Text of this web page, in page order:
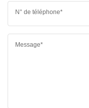
N° de téléphone*
Message*